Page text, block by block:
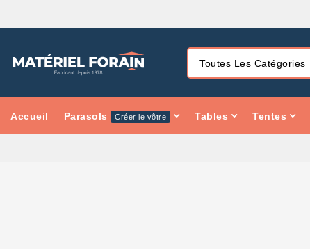
Accueil Parasols Créer le vôtre Tables Tentes